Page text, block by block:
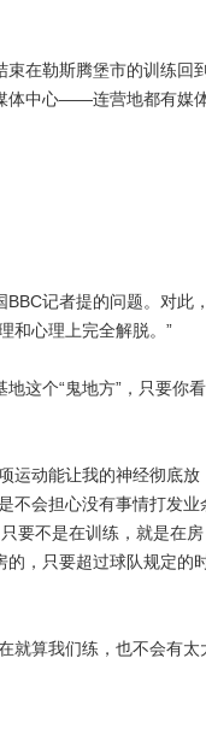
在勒斯腾堡市的训练回到
体中心——连营地都有媒
记者提的问题。对此，
和心理上完全解脱。”
这个“鬼地方”，只要你看
运动能让我的神经彻底放
不会担心没有事情打发业
要不是在训练，就是在房
的，只要超过球队规定的
就算我们练，也不会有太